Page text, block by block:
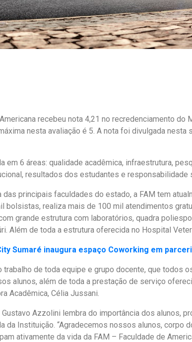
recebeu nota 4,21 no recredenciamento do
nesta avaliação é 5. A nota foi divulgada nesta
em 6 áreas: qualidade acadêmica, infraestrutura,
resultados dos estudantes e responsabilidade
das principais faculdades do estado, a FAM tem
bolsistas, realiza mais de 100 mil atendimentos
grande estrutura com laboratórios, quadra
Além de toda a estrutura oferecida no Hospital
Sumaré inaugura espaço Coworking em
trabalho de toda equipe e grupo docente, que todos
alunos, além de toda a prestação de serviço
Acadêmica, Célia Jussani.
Gustavo Azzolini lembra do importância dos alunos,
da Instituição. “Agradecemos nossos alunos, corpo
ativamente da vida da FAM – Faculdade de